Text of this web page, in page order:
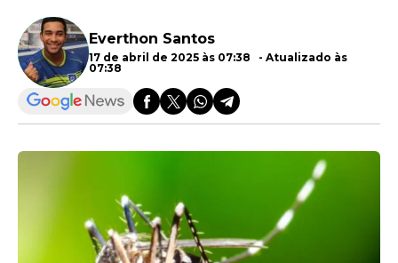
Everthon Santos
17 de abril de 2025 às 07:38 - Atualizado às
07:38